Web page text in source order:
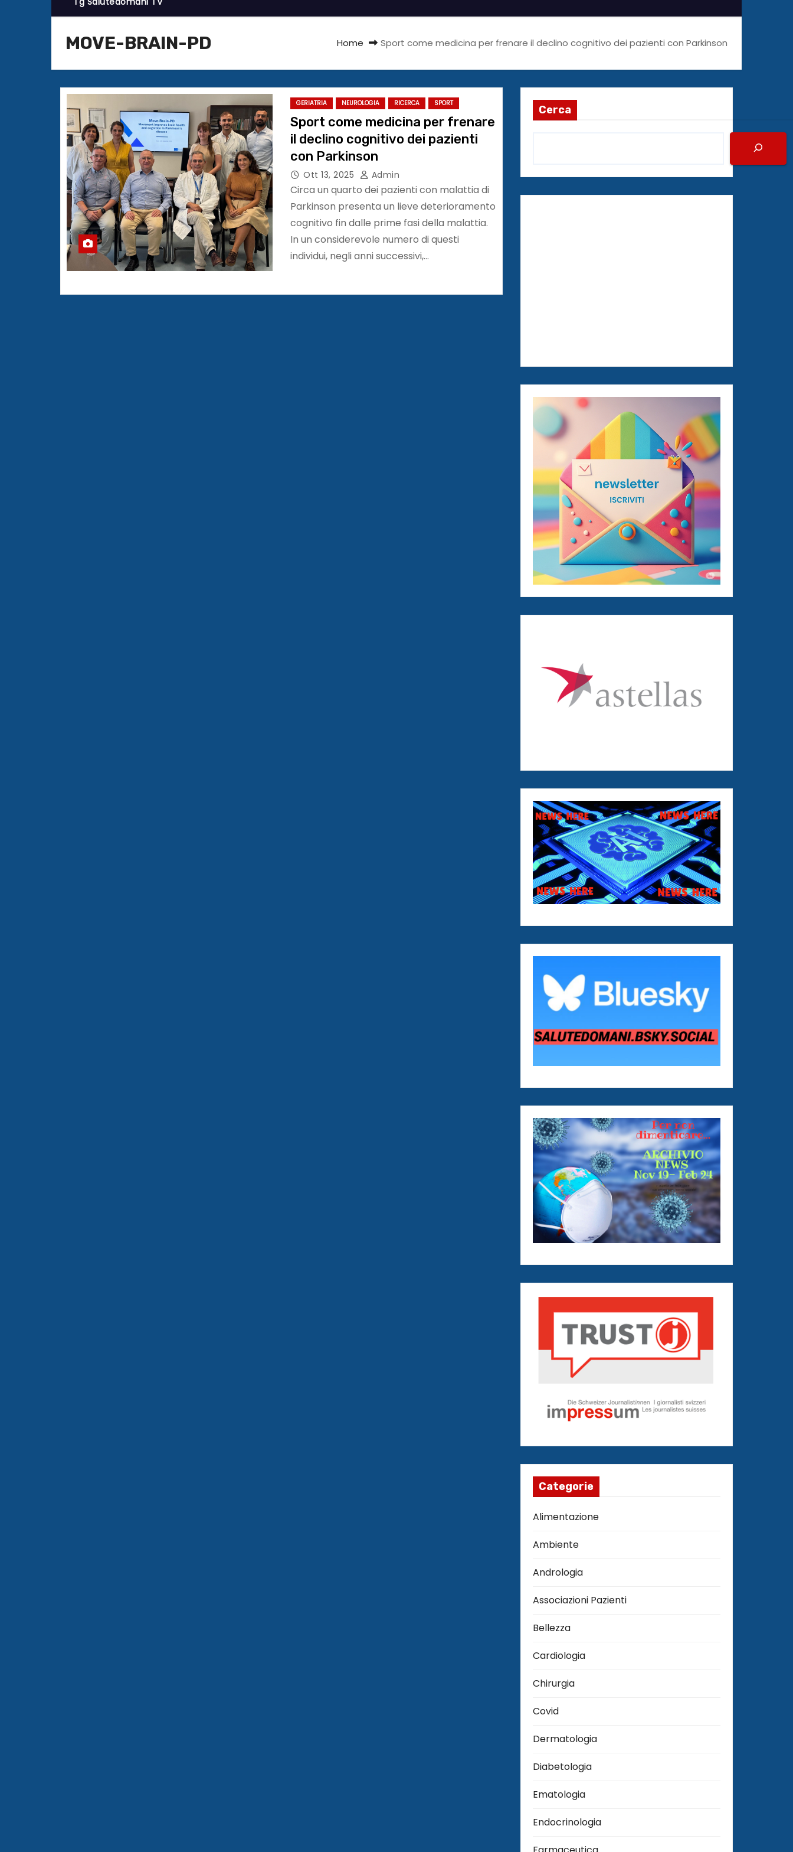
MOVE-BRAIN-PD Home Sport come medicina per frenare il declino cognitivo dei pazienti con Parkinson
GERIATRIA NEUROLOGIA RICERCA SPORT
Sport come medicina per frenare
il declino cognitivo dei pazienti
con Parkinson
Ott 13, 2025 Admin
Circa un quarto dei pazienti con malattia di
Parkinson presenta un lieve deterioramento
cognitivo fin dalle prime fasi della malattia.
In un considerevole numero di questi
individui, negli anni successivi,…
Cerca
Categorie
Alimentazione
Ambiente
Andrologia
Associazioni Pazienti
Bellezza
Cardiologia
Chirurgia
Covid
Dermatologia
Diabetologia
Ematologia
Endocrinologia